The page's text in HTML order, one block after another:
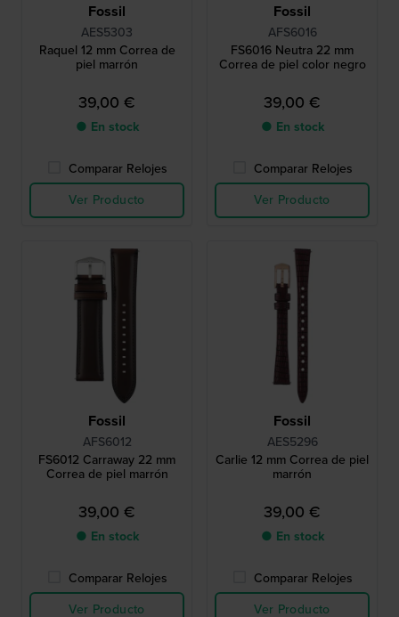
Fossil
AES5303
Raquel 12 mm Correa de
piel marrón
39,00 €
● En stock
Comparar Relojes
Ver Producto
Fossil
AFS6016
FS6016 Neutra 22 mm
Correa de piel color negro
39,00 €
● En stock
Comparar Relojes
Ver Producto
Fossil
AFS6012
FS6012 Carraway 22 mm
Correa de piel marrón
39,00 €
● En stock
Comparar Relojes
Ver Producto
Fossil
AES5296
Carlie 12 mm Correa de piel
marrón
39,00 €
● En stock
Comparar Relojes
Ver Producto